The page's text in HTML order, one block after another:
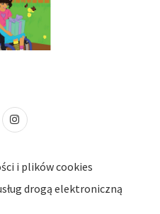
i plików cookies
drogą elektroniczną